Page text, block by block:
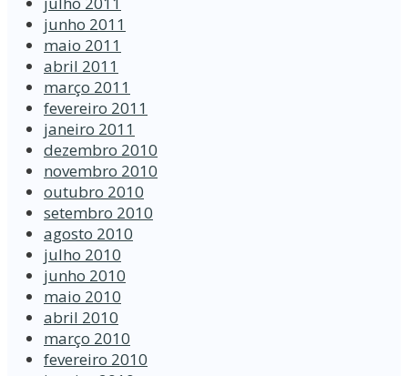
junho 2011
maio 2011
abril 2011
março 2011
fevereiro 2011
janeiro 2011
dezembro 2010
novembro 2010
outubro 2010
setembro 2010
agosto 2010
julho 2010
junho 2010
maio 2010
abril 2010
março 2010
fevereiro 2010